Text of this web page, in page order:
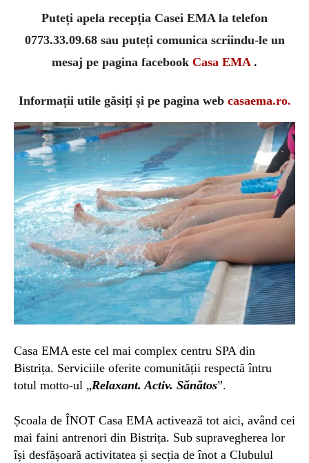
Puteți apela recepția Casei EMA la telefon
0773.33.09.68 sau puteți comunica scriindu-le un
mesaj pe pagina facebook Casa EMA.
Informații utile găsiți și pe pagina web casaema.ro.
Casa EMA este cel mai complex centru SPA din
Bistrița. Serviciile oferite comunității respectă întru
totul motto-ul „Relaxant. Activ. Sănătos”.
Școala de ÎNOT Casa EMA activează tot aici, având cei
mai faini antrenori din Bistrița. Sub supravegherea lor
își desfășoară activitatea și secția de înot a Clubulul